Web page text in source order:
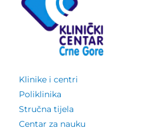
Klinike i centri
Poliklinika
Stručna tijela
Centar za nauku